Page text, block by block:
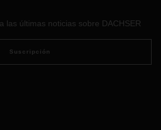
las últimas noticias sobre DACHSER
Suscripción